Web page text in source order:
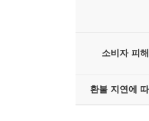
소비자 피
환불 지연에